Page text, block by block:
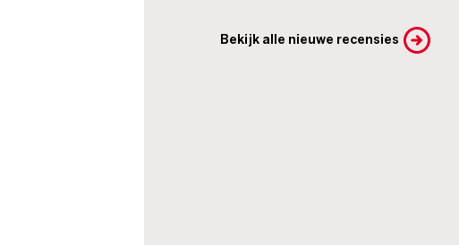
Bekijk alle nieuwe recensies